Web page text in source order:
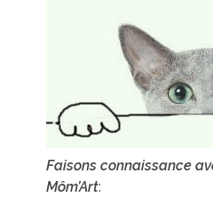
Faisons connaissance
Môm’Art: